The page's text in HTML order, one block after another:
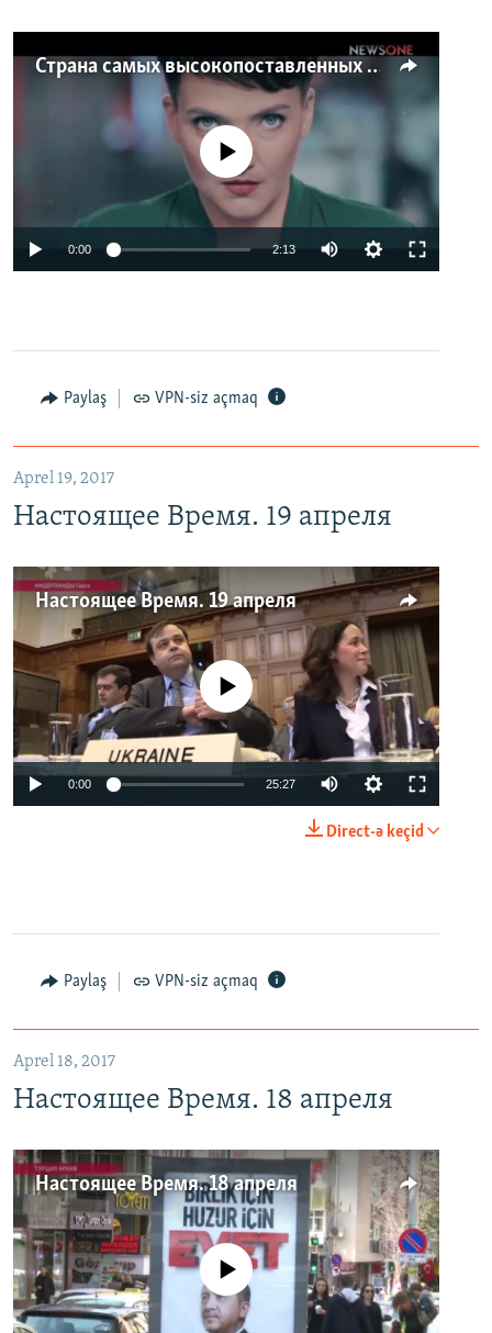
Страна самых высокопоставленных телеведущих. Почему политики захватили телеэфир Украины
No media source currently available
0:00 2:13
Paylaş VPN-siz açmaq
Aprel 19, 2017
Настоящее Время. 19 апреля
Настоящее Время. 19 апреля
No media source currently available
0:00 25:27
Direct-ə keçid
Paylaş VPN-siz açmaq
Aprel 18, 2017
Настоящее Время. 18 апреля
Настоящее Время. 18 апреля
No media source currently available